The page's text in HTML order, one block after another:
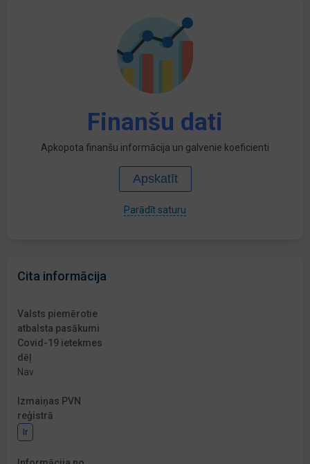
Finanšu dati
Apkopota finanšu informācija un galvenie koeficienti
Apskatīt
Parādīt saturu
Cita informācija
Valsts piemērotie
atbalsta pasākumi
Covid-19 ietekmes
dēļ
Nav
Izmaiņas PVN
reģistrā
Ir